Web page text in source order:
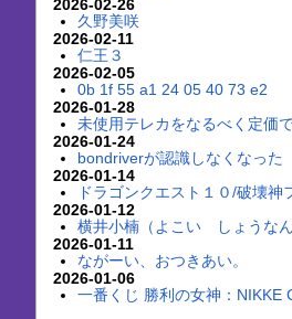
2026-02-26
久野美咲
2026-02-11
仁王３
2026-02-05
0b 1f 55 a1 24 05 40 73 e2
2026-01-28
未使用テレカをなるべく定価
2026-01-24
bondriverが認識しなくなった
2026-01-14
ドラゴンクエスト１０/破壊神
2026-01-12
横井小楠（よこい しょうなん
2026-01-11
ながーい、おつきあい。
2026-01-06
一番くじ 勝利の女神：NIKKE